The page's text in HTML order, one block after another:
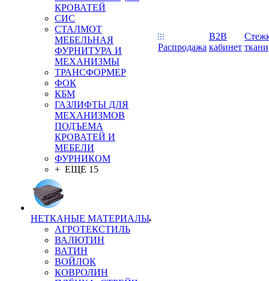
КРОВАТЕЙ
СИС
СТАЛМОТ
МЕБЕЛЬНАЯ
ФУРНИТУРА И
МЕХАНИЗМЫ
ТРАНСФОРМЕР
ФОК
КБМ
ГАЗЛИФТЫ ДЛЯ
МЕХАНИЗМОВ
ПОДЪЕМА
КРОВАТЕЙ И
МЕБЕЛИ
ФУРНИКОМ
+ ЕЩЕ 15
НЕТКАНЫЕ МАТЕРИАЛЫ
АГРОТЕКСТИЛЬ
ВАЛЮТИН
ВАТИН
ВОЙЛОК
КОВРОЛИН
Распродажа
B2B
кабинет ткани